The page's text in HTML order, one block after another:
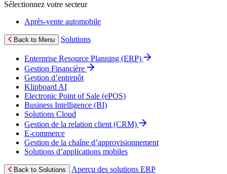
Sélectionnez votre secteur
Après‑vente automobile
Back to Menu Solutions
Enterprise Resource Planning (ERP)
Gestion Financière
Gestion d’entrepôt
Klipboard AI
Electronic Point of Sale (ePOS)
Business Intelligence (BI)
Solutions Cloud
Gestion de la relation client (CRM)
E‑commerce
Gestion de la chaîne d’approvisionnement
Solutions d’applications mobiles
Back to Solutions
Aperçu des solutions ERP